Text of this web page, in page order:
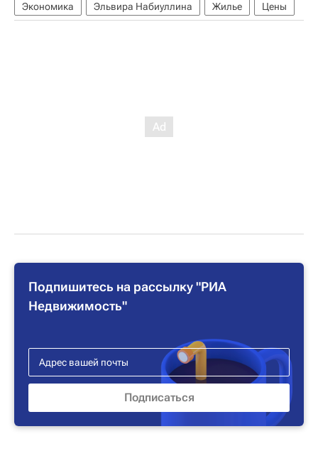
Экономика Эльвира Набиуллина Жилье Цены
Подпишитесь на рассылку "РИА
Недвижимость"